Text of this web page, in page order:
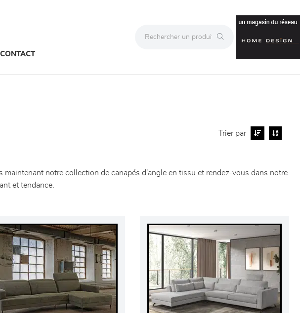
CONTACT
Trier par
notre collection de canapés d'angle en tissu et rendez-vous dans notre
et tendance.